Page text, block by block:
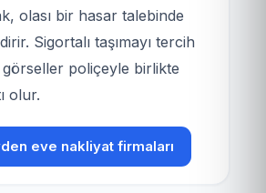
olası bir hasar talebinde
Sigortalı taşımayı tercih
poliçeyle birlikte
olur.
eve nakliyat firmaları